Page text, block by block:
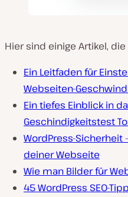
Hier sind einige Artikel,
Ein Leitfaden für
Webseiten-
Ein tiefes Einblick in
Geschindigkeitstest
WordPress-Sicherheit
deiner Webseite
Wie man Bilder für
45 WordPress SEO-